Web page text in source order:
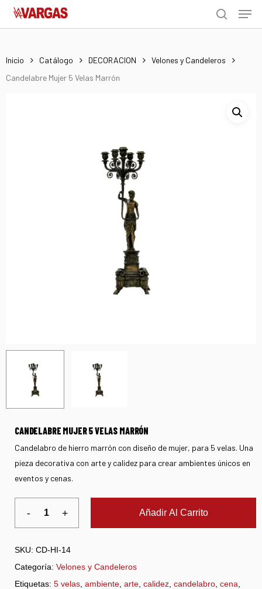
Skip
search
Menu
Inicio Catálogo DECORACION
Velones y Candeleros
Candelabre Mujer 5 Velas Marrón
CANDELABRE MUJER 5 VELAS MARRÓN
Candelabro de hierro marrón con diseño de mujer, para 5 velas. Una
pieza decorativa con arte y calidez para crear ambientes únicos en
eventos y cenas.
Añadir Al Carrito
SKU: CD-HI-14
Categoría: Velones y Candeleros
Etiquetas: 5 velas ambiente arte calidez candelabro cena